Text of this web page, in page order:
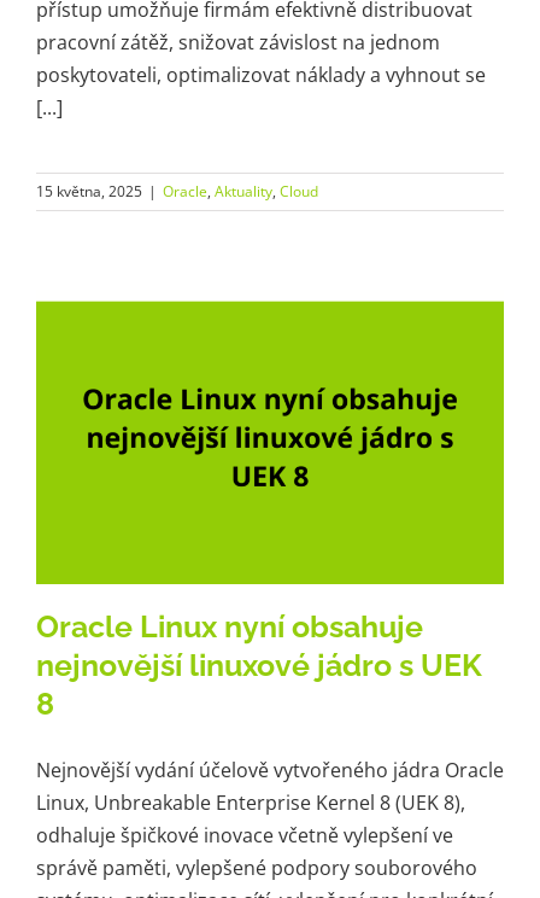
přístup umožňuje firmám efektivně distribuovat
pracovní zátěž, snižovat závislost na jednom
poskytovateli, optimalizovat náklady a vyhnout se
[...]
15 května, 2025 | Oracle, Aktuality, Cloud
Oracle Linux nyní obsahuje
nejnovější linuxové jádro s UEK
8
Nejnovější vydání účelově vytvořeného jádra Oracle
Linux, Unbreakable Enterprise Kernel 8 (UEK 8),
odhaluje špičkové inovace včetně vylepšení ve
správě paměti, vylepšené podpory souborového